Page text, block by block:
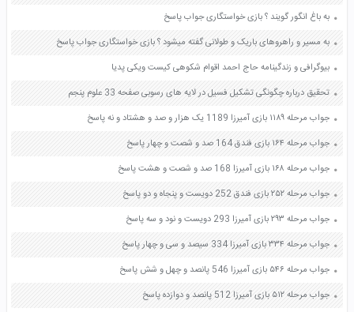
به باغ انگور گویند ؟ بازی خواستگاری جواب پاسخ
به مسیر و راهروهای باریک و طولانی گفته میشود ؟ بازی خواستگاری جواب پاسخ
بیوگرافی و زندگینامه حاج احمد اقوام شکوهی کیست ویکی پدیا
تحقیق درباره چگونگی تشکیل فسیل در لایه های رسوبی صفحه 33 علوم پنجم
جواب مرحله ۱۱۸۹ بازی آمیرزا 1189 یک هزار و صد و هشتاد و نه پاسخ
جواب مرحله ۱۶۴ بازی فندق 164 صد و شصت و چهار پاسخ
جواب مرحله ۱۶۸ بازی آمیرزا 168 صد و شصت و هشت پاسخ
جواب مرحله ۲۵۲ بازی فندق 252 دویست و پنجاه و دو پاسخ
جواب مرحله ۲۹۳ بازی آمیرزا 293 دویست و نود و سه پاسخ
جواب مرحله ۳۳۴ بازی آمیرزا 334 سیصد و سی و چهار پاسخ
جواب مرحله ۵۴۶ بازی آمیرزا 546 پانصد و چهل و شش پاسخ
جواب مرحله ۵۱۲ بازی آمیرزا 512 پانصد و دوازده پاسخ